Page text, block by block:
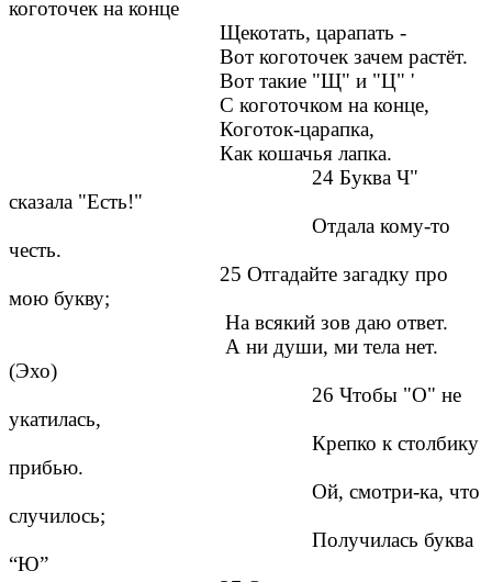
коготочек на конце
Щекотать, царапать -
Вот коготочек зачем растёт.
Вот такие "Щ" и "Ц" '
С коготочком на конце,
Коготок-царапка,
Как кошачья лапка.
24 Буква Ч"
сказала "Есть!"
Отдала кому-то
честь.
25 Отгадайте загадку про
мою букву;
На всякий зов даю ответ.
А ни души, ми тела нет.
(Эхо)
26 Чтобы "О" не
укатилась,
Крепко к столбику
прибью.
Ой, смотри-ка, что
случилось;
Получилась буква
“Ю”